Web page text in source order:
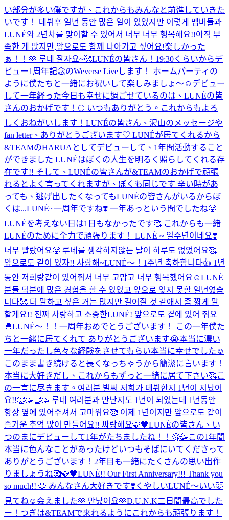
い部分が多い僕ですが、これからもみんなと前進していきた
いです！ 데뷔후 일년 동안 많은 일이 있었지만 이렇게 멤버들과
LUNÉ와 2년차를 맞이할 수 있어서 너무 너무 행복해요!!아직 부
족한 게 많지만,앞으로도 함께 나아가고 싶어요!楽しかった
ぁ！！🫶 루네 잘자요~🥰LUNÉの皆さん！19:30くらいからデ
ビュー1周年記念のWeverse Liveします！ ホームパーティの
ように僕たちと一緒にお祝いして楽しみましょ〜☺️ デビュー
して一年経った今日も幸せに過ごせているのは、LUNÉの皆
さんのおかげです！🌕 いつもありがとう。これからもよろ
しくおねがいします！ LUNÉの皆さん、沢山のメッセージや
fan letter、ありがとうございます♡ LUNÉが居てくれるから
&TEAMのHARUAとしてデビューして、1年間活動すること
ができました LUNÉはぼくの人生を明るく照らしてくれる存
在です!! そして、LUNÉの皆さんが&TEAMのおかげで頑張
れるとよく言ってくれますが、ぼくも同じです 辛い時があ
っても、逃げ出したくなってもLUNÉの皆さんがいるからぼ
くは...LUNÉ~一周年ですね❣️ 一年あっという間でしたね🥲
LUNÉを考えない日は1日もなかったです🥰 これからも一緒
LUNÉのために全力で頑張ります！ LUNÉ ~ 일주년이네요❣️
너무 빨랐어요🥲 루네를 생각하지않는 날이 하루도 없었어요🥰
앞으로도 같이 있자!! 사랑해~LUNÉ〜！1주년 축하합니다👍 1년
동안 저희랑같이 있어줘서 너무 고맙고 너무 행복했어요☺️LUNÉ
분들 덕분에 많은 경험을 할 수 있었고 앞으로 잊지 못할 일년였습
니다🥰 더 말하고 싶은 거는 많지만 길어질 것 같애서 좀 짧게 말
할게요!! 진짜 사랑하고 소중한LUNÉ! 앞으로도 곁에 있어 줘요
🐣LUNÉ〜！！一周年おめでとうございます！ この一年僕た
ちと一緒に居てくれて ありがとうございます😭本当に濃い
一年だったし色々な経験をさせてもらい本当に幸せでした☺️
このまま書き続けると長くなっちゃうから簡潔に言います！
本当に大好きだし、これからもずっと一緒に居て下さい🥰こ
の一言に尽きます。 여러분 벌써 저희가 데뷔한지 1년이 지났어
요!!👏🥳👏🥳 루네 여러분과 만난지도 1년이 되었는데 1년동안
항상 옆에 있어주셔서 고마워요🥰 이제 1년이지만 앞으로도 같이
즐거운 추억 많이 만들어요!! 싸랑해요🩵🧡LUNÉの皆さん、い
つのまにデビューして1年がたちましたね！！🫢🥳この1年間
本当に色んなことがあったけどいつもそばにいてくださって
ありがとうございます！2年目も一緒にたくさんの思い出作
りましょうね🥰🩵🧡LUNÉ!! Our First Anniversary!!! Thank you
so much!! 🐶 みんなさん大好きです❣️くやしいLUNÉ〜いい夢
見てね☺️ 会えました🫶 만났어요🫶D.U.N.K二日間最高でした
ー！つぎは&TEAMで来れるようにこれからも頑張ります！